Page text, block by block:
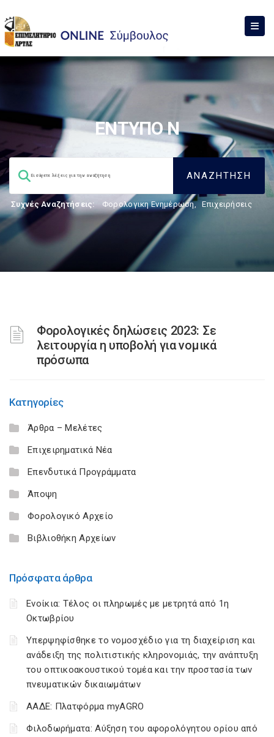
ΕΝΤΥΠΟ Ν
Συχνές Αναζητήσεις: Φορολογικη Ενημέρωση, Επιχειρήσεις
Φορολογικές δηλώσεις 2023: Σε
λειτουργία η υποβολή για νομικά
πρόσωπα
Κατηγορίες
Άρθρα – Μελέτες
Επιχειρηματικά Νέα
Επενδυτικά Προγράμματα
Άποψη
Φορολογικό Αρχείο
Βιβλιοθήκη Αρχείων
Πρόσφατα άρθρα
Ενοίκια: Τέλος οι πληρωμές με μετρητά από 1η
Οκτωβρίου
Υπερψηφίσθηκε το νομοσχέδιο για τη διαχείριση και
ανάδειξη της πολιτιστικής κληρονομιάς, την ανάπτυξη
του οπτικοακουστικού τομέα και την προστασία των
πνευματικών δικαιωμάτων
ΑΑΔΕ: Πλατφόρμα myAGRO
Φιλοδωρήματα: Αύξηση του αφορολόγητου ορίου από